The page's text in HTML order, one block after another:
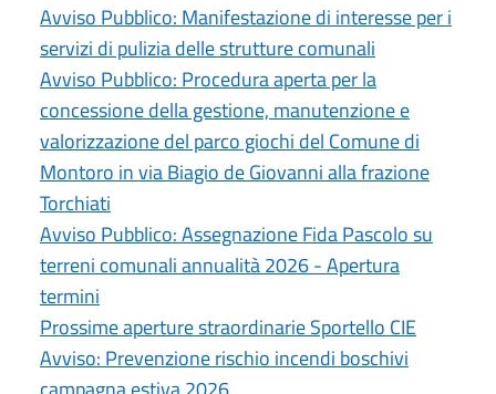
Avviso Pubblico: Manifestazione di interesse per i
servizi di pulizia delle strutture comunali
Avviso Pubblico: Procedura aperta per la
concessione della gestione, manutenzione e
valorizzazione del parco giochi del Comune di
Montoro in via Biagio de Giovanni alla frazione
Torchiati
Avviso Pubblico: Assegnazione Fida Pascolo su
terreni comunali annualità 2026 - Apertura
termini
Prossime aperture straordinarie Sportello CIE
Avviso: Prevenzione rischio incendi boschivi